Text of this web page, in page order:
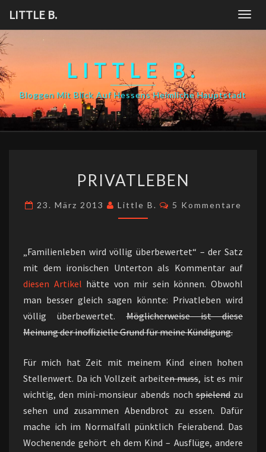
content
LITTLE B.
LITTLE B.
Bloggen Mit Blick Auf Hessens Heimliche Hauptstadt
PRIVATLEBEN
23. März 2013 Little B. Kommentare
5 Kommentare
„Familienleben wird völlig überbewertet“ – der Satz
mit dem ironischen Unterton als Kommentar auf
diesen Artikel hätte von mir sein können. Obwohl
man besser gleich sagen könnte: Privatleben wird
völlig überbewertet.Möglicherweise ist diese
Meinung der inoffizielle Grund für meine Kündigung.
Für mich hat Zeit mit meinem Kind einen hohen
Stellenwert. Da ich Vollzeit arbeiten muss, ist es mir
wichtig, den mini-monsieur abends nochspielendzu
sehen und zusammen Abendbrot zu essen. Dafür
mache ich im Normalfall pünktlich Feierabend. Das
Wochenende gehört eh dem Kind – Ausflüge, andere